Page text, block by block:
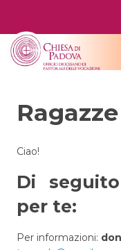
content
Ciao!
Di
per te:
Per informazioni: